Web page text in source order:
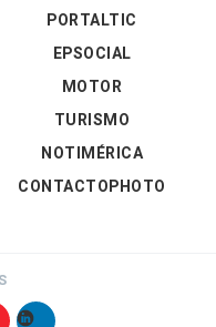
PORTALTIC
EPSOCIAL
MOTOR
TURISMO
NOTIMÉRICA
CONTACTOPHOTO